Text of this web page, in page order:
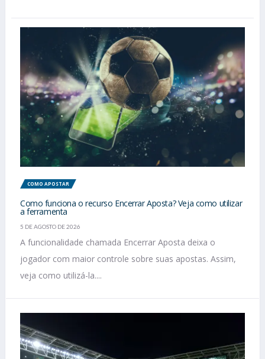
COMO APOSTAR
Como funciona o recurso Encerrar Aposta? Veja como utilizar
a ferramenta
5 DE AGOSTO DE 2026
A funcionalidade chamada Encerrar Aposta deixa o
jogador com maior controle sobre suas apostas. Assim,
veja como utilizá-la....